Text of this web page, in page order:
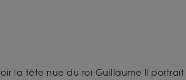
la tête nue du roi Guillaume II portrait